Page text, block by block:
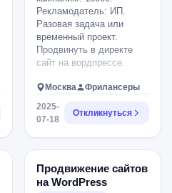
Рекламодатель: ИП.
Разовая задача или
временный проект.
Продвинуть в директе
сайт на вордпрессе.
Москва
Фрилансеры
2025-
07-18
Откликнуться
Продвижение сайтов
на WordPress